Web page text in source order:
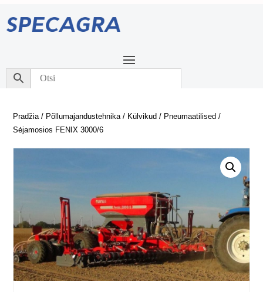
Pradžia/ Põllumajandustehnika/ Külvikud / Pneumaatilised /
Sėjamosios FENIX 3000/6